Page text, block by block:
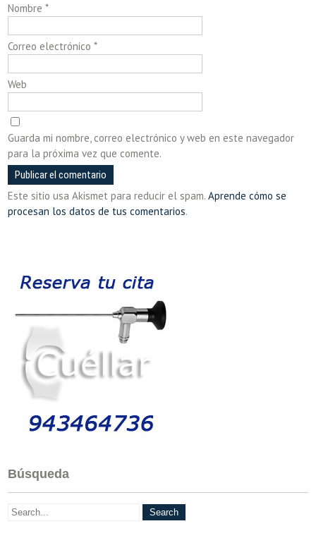
Nombre*
Correo electrónico*
Web
Guarda mi nombre, correo electrónico y web en este navegador
para la próxima vez que comente.
Este sitio usa Akismet para reducir el spam.Aprende cómo se
procesan los datos de tus comentarios.
Búsqueda